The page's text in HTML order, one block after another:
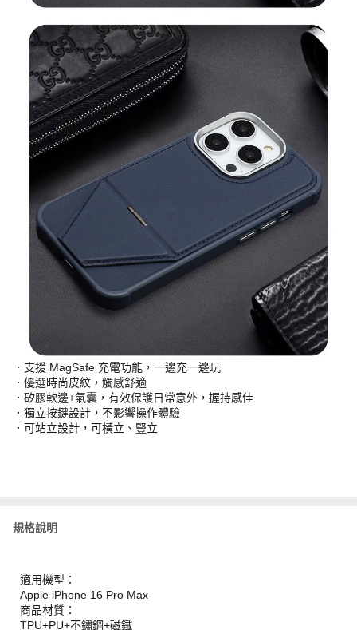
．支援 MagSafe 充電功能，一邊充一邊玩
．優選時尚皮紋，觸感舒適
．矽膠軟邊+氣囊，有效保護日常意外，握持感佳
．獨立按鍵設計，不影響操作體驗
．可站立設計，可橫立、豎立
規格說明
適用機型：
Apple iPhone 16 Pro Max
商品材質：
TPU+PU+不鏽鋼+磁鐵